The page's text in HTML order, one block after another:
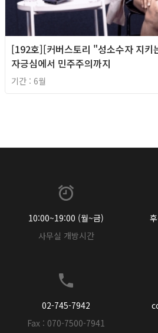
[192호][커버스토리 "성소수자 지키
자긍심에서 민주주의까지
기간 : 6월